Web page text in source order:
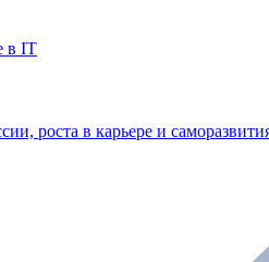
в IT
роста в карьере и